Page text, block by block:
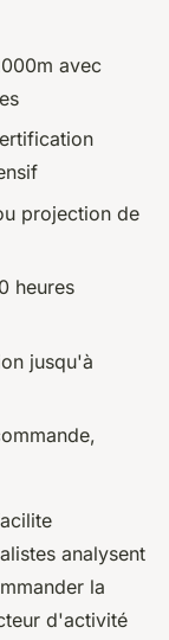
avec
projection de
heures
jusqu'à
analysent
la
d'activité